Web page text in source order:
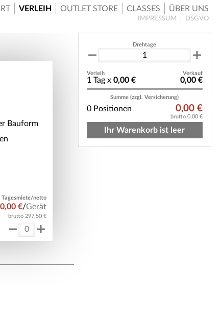
Bauform
Tagesmiete/netto
€/Gerät
brutto 297,50 €
Drehtage
Verleih Verkauf
1 Tag x 0,00 € 0,00 €
Summe (zzgl. Versicherung)
0 Positionen 0,00 €
brutto 0,00 €
Ihr Warenkorb ist leer
VERLEIH OUTLET STORE CLASSES ÜBER UNS
IMPRESSUM DSGVO